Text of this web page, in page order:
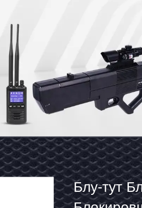
Модуль Блу-тут